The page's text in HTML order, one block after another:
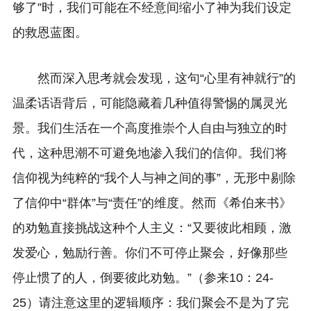
够了”时，我们可能在不经意间缩小了神为我们设定
的救恩蓝图。
然而深入思考就会发现，这句“心里有神就行”的
温柔话语背后，可能隐藏着几种值得警惕的属灵光
景。我们生活在一个高度推崇个人自由与独立的时
代，这种思潮不可避免地渗入我们的信仰。我们将
信仰视为纯粹的“我个人与神之间的事”，无形中剔除
了信仰中“群体”与“责任”的维度。然而《希伯来书》
的劝勉直接挑战这种个人主义：“又要彼此相顾，激
发爱心，勉励行善。你们不可停止聚会，好像那些
停止惯了的人，倒要彼此劝勉。”（参来10：24-
25）请注意这里的逻辑顺序：我们聚会不是为了完